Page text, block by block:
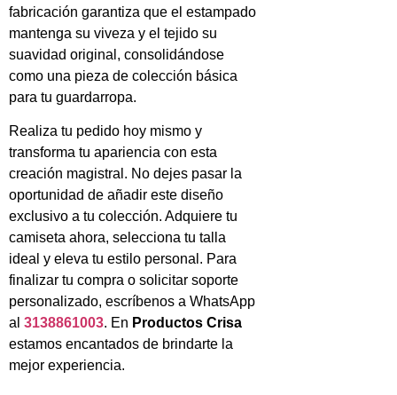
fabricación garantiza que el estampado
mantenga su viveza y el tejido su
suavidad original, consolidándose
como una pieza de colección básica
para tu guardarropa.
Realiza tu pedido hoy mismo y
transforma tu apariencia con esta
creación magistral. No dejes pasar la
oportunidad de añadir este diseño
exclusivo a tu colección. Adquiere tu
camiseta ahora, selecciona tu talla
ideal y eleva tu estilo personal. Para
finalizar tu compra o solicitar soporte
personalizado, escríbenos a WhatsApp
al 3138861003. En Productos Crisa
estamos encantados de brindarte la
mejor experiencia.